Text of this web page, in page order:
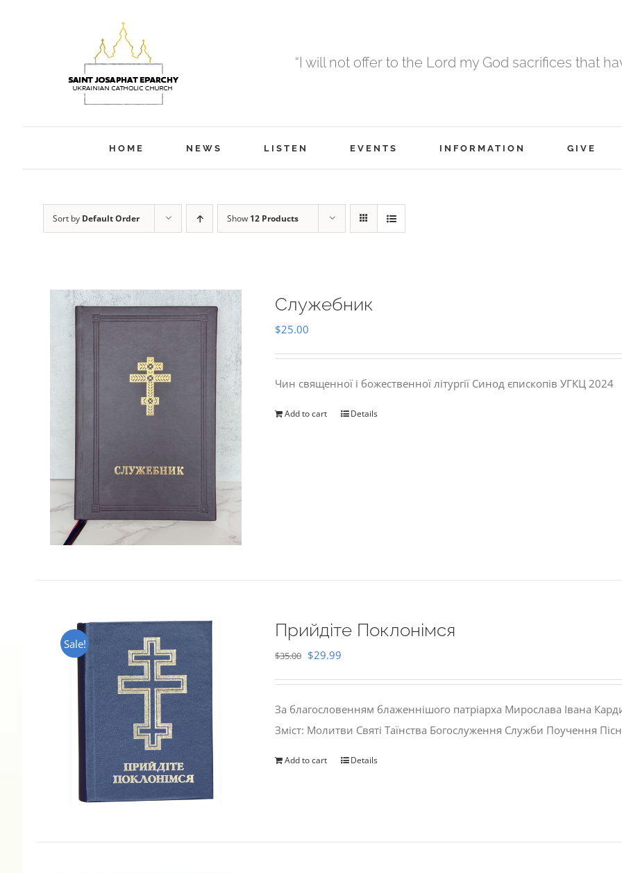
“I will not offer to the Lord my God sacrifices that
HOME NEWS LISTEN EVENTS INFORMATION GIVE
Sort by Default Order Show 12 Products
Служебник
$25.00
Чин священної і божественної літургії Синод єпископів УГКЦ 2024
Add to cart Details
Sale!
Прийдіте Поклонімся
$35.00 Original
$35.00.
$29.99
$29.99.
За благословенням блаженнішого патріарха Мирослава Івана
Зміст: Молитви Святі Таїнства Богослуження Служби Поучення
Add to cart Details